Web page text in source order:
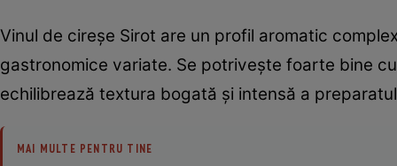
Vinul de cireșe Sirot are un profil aromatic
gastronomice variate. Se potrivește foarte bine
echilibrează textura bogată și intensă a
MAI MULTE PENTRU TINE